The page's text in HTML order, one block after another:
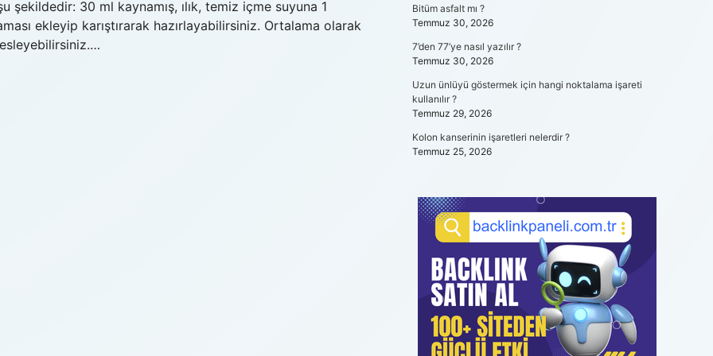
şekildedir: 30 ml kaynamış, ılık, temiz içme suyuna 1
ekleyip karıştırarak hazırlayabilirsiniz. Ortalama olarak
Bitüm asfalt mı ?
Temmuz 30, 2026
7’den 77’ye nasıl yazılır ?
Temmuz 30, 2026
Uzun ünlüyü göstermek için hangi noktalama işareti
kullanılır ?
Temmuz 29, 2026
Kolon kanserinin işaretleri nelerdir ?
Temmuz 25, 2026